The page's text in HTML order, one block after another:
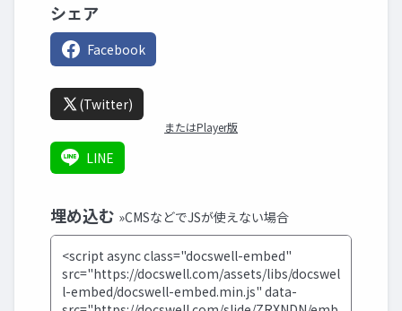
シェア
Facebook
(Twitter)
またはPlayer版
LINE
埋め込む »CMSなどでJSが使えない場合